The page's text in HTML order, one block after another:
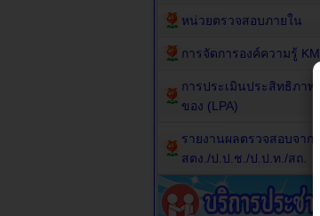
หน่วยตรวจสอบภายใน
การจัดการองค์ความรู้ KM
การประเมินประสิทธิภาพ
ของ (LPA)
รายงานผลตรวจสอบจาก
สตง./ป.ป.ช./ป.ป.ท./สถ.